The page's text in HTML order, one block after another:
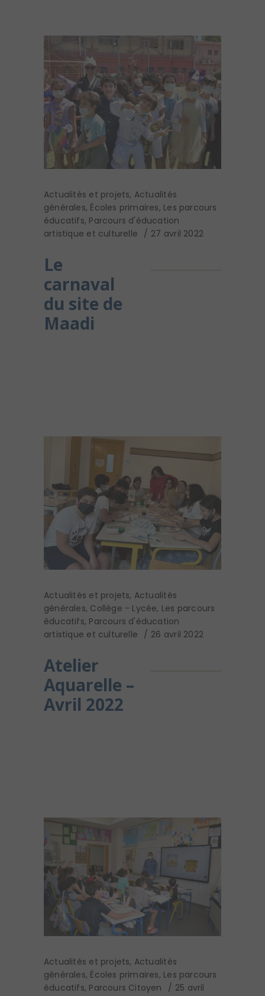
Actualités et projets, Actualités
générales, Écoles primaires, Les parcours
éducatifs, Parcours d'éducation
artistique et culturelle
27 avril 2022
Le
carnaval
du site de
Maadi
Actualités et projets, Actualités
générales, Collège - Lycée, Les parcours
éducatifs, Parcours d'éducation
artistique et culturelle
26 avril 2022
Atelier
Aquarelle –
Avril 2022
Actualités et projets, Actualités
générales, Écoles primaires, Les parcours
éducatifs, Parcours Citoyen
25 avril